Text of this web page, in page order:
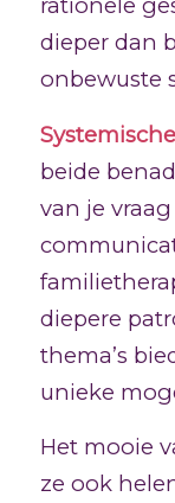
dieper dan
onbewuste
beide
van je
diepere
thema’s
unieke
Het mooie
ze ook